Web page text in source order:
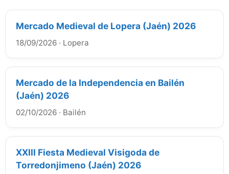
Mercado Medieval de Lopera (Jaén) 2026
18/09/2026 · Lopera
Mercado de la Independencia en Bailén
(Jaén) 2026
02/10/2026 · Bailén
XXIII Fiesta Medieval Visigoda de
Torredonjimeno (Jaén) 2026